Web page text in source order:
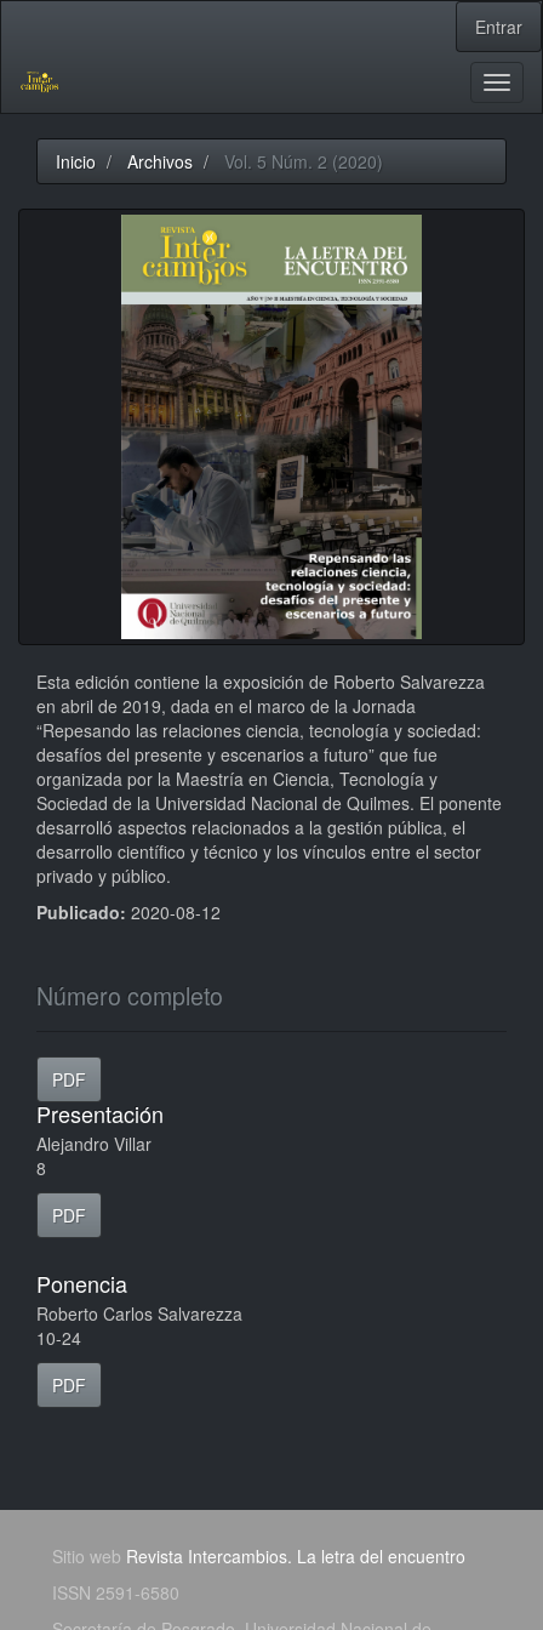
principal
Barra
lateral
Entrar
Inicio Archivos Vol. 5 Núm. 2 (2020)
Esta edición contiene la exposición de Roberto Salvarezza
en abril de 2019, dada en el marco de la Jornada
“Repesando las relaciones ciencia, tecnología y sociedad:
desafíos del presente y escenarios a futuro” que fue
organizada por la Maestría en Ciencia, Tecnología y
Sociedad de la Universidad Nacional de Quilmes. El ponente
desarrolló aspectos relacionados a la gestión pública, el
desarrollo científico y técnico y los vínculos entre el sector
privado y público.
Publicado: 2020-08-12
Número completo
PDF
Presentación
Alejandro Villar
8
PDF
Ponencia
Roberto Carlos Salvarezza
10-24
PDF
Sitio web Revista Intercambios. La letra del encuentro
ISSN 2591-6580